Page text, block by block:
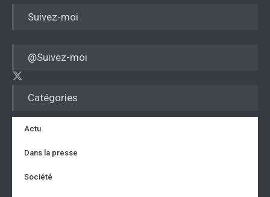
Catégories
Actu
Dans la presse
Société
Suivez-moi
@Suivez-moi